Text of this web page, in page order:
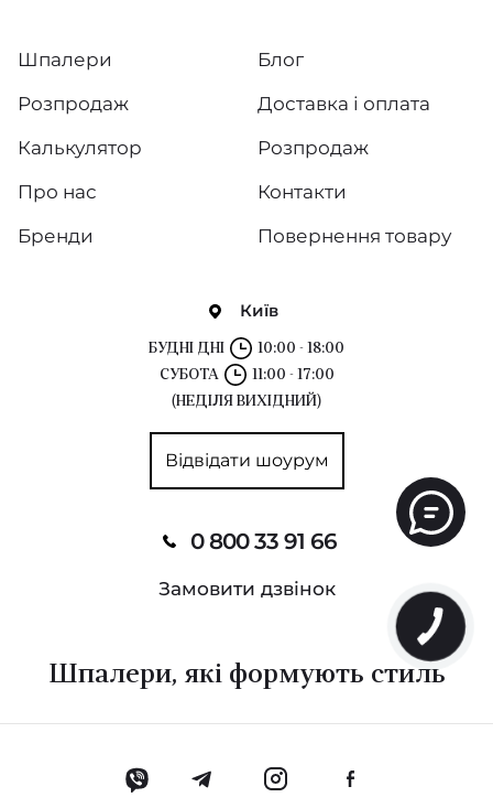
Київ
БУДНІ ДНІ
10:00 - 18:00
СУБОТА
11:00 - 17:00
(НЕДІЛЯ ВИХІДНИЙ)
Відвідати шоурум
0 800 33 91 66
Замовити дзвінок
Шпалери
Розпродаж
Калькулятор
Про нас
Бренди
Блог
Доставка і оплата
Розпродаж
Контакти
Повернення товару
Шпалери, які формують стиль